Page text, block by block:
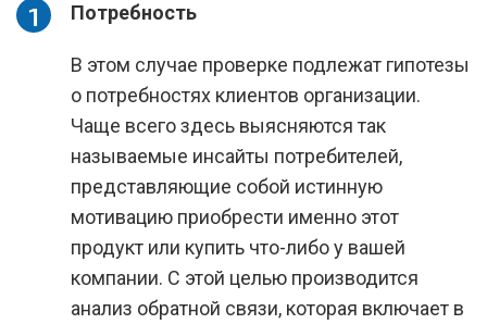
Потребность
В этом случае проверке подлежат гипотезы
о потребностях клиентов организации.
Чаще всего здесь выясняются так
называемые инсайты потребителей,
представляющие собой истинную
мотивацию приобрести именно этот
продукт или купить что-либо у вашей
компании. С этой целью производится
анализ обратной связи, которая включает в